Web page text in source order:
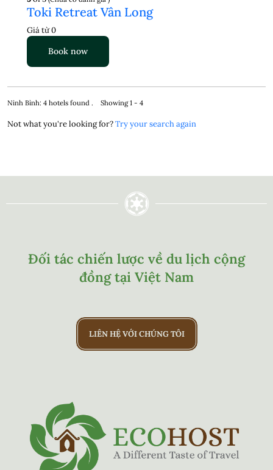
Toki Retreat Vân Long
Giá từ0
Book now
Ninh Bình: 4 hotels found . Showing 1 - 4
Not what you're looking for?Try your search again
Đối tác chiến lược về du lịch cộng
đồng tại Việt Nam
LIÊN HỆ VỚI CHÚNG TÔI